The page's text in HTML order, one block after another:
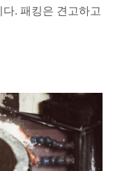
. 패킹은 견고하고